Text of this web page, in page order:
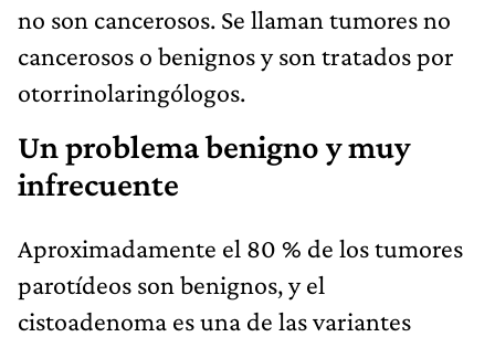
no son cancerosos. Se llaman tumores no
cancerosos o benignos y son tratados por
otorrinolaringólogos.
Un problema benigno y muy
infrecuente
Aproximadamente el 80 % de los tumores
parotídeos son benignos, y el
cistoadenoma es una de las variantes